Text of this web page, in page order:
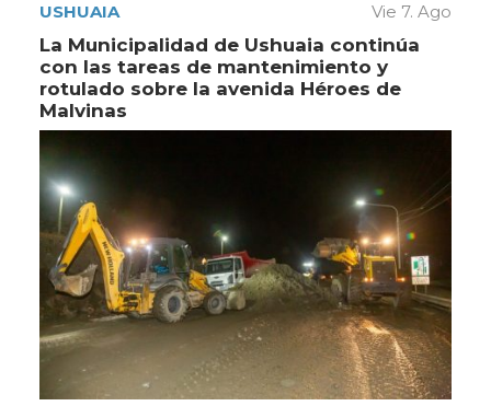
USHUAIA Vie 7. Ago
La Municipalidad de Ushuaia continúa
con las tareas de mantenimiento y
rotulado sobre la avenida Héroes de
Malvinas